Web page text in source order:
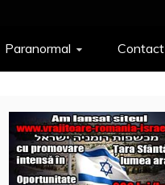
Paranormal Contact